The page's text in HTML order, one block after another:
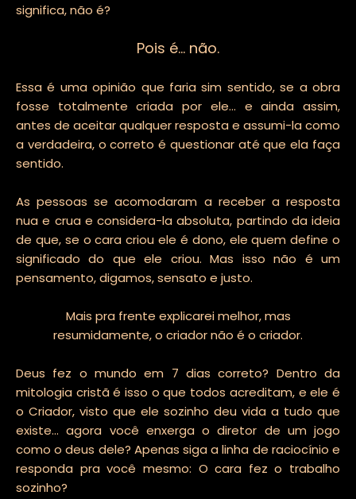
significa, não é?
Pois é... não.
Essa é uma opinião que faria sim sentido, se a obra
fosse totalmente criada por ele... e ainda assim,
antes de aceitar qualquer resposta e assumi-la como
a verdadeira, o correto é questionar até que ela faça
sentido.
As pessoas se acomodaram a receber a resposta
nua e crua e considera-la absoluta, partindo da ideia
de que, se o cara criou ele é dono, ele quem define o
significado do que ele criou. Mas isso não é um
pensamento, digamos, sensato e justo.
Mais pra frente explicarei melhor, mas
resumidamente, o criador não é o criador.
Deus fez o mundo em 7 dias correto? Dentro da
mitologia cristã é isso o que todos acreditam, e ele é
o Criador, visto que ele sozinho deu vida a tudo que
existe... agora você enxerga o diretor de um jogo
como o deus dele? Apenas siga a linha de raciocínio e
responda pra você mesmo: O cara fez o trabalho
sozinho?